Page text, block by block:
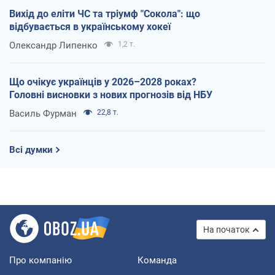
Вихід до еліти ЧС та тріумф "Сокола": що
відбувається в українському хокеї
Олександр Липенко 1,2 т.
Що очікує українців у 2026–2028 роках?
Головні висновки з нових прогнозів від НБУ
Василь Фурман 22,8 т.
Всі думки
На початок
Про компанію Команда